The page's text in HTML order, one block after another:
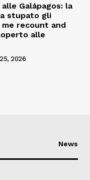
Galápagos: la
stupato gli
recount and
alle
2026
News